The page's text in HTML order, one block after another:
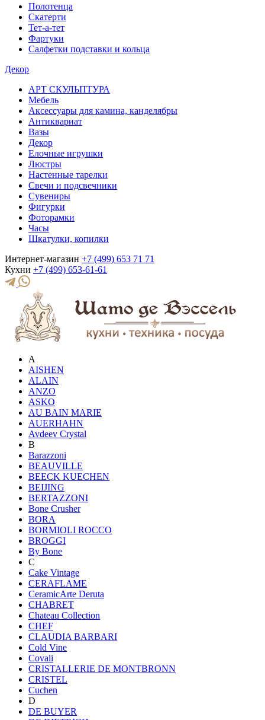
Полотенца
Скатерти
Тет-а-тет
Фартуки
Салфетки подставки и кольца
Декор
АРТ СКУЛЬПТУРА
Мебель
Аксессуары для камина, канделябры
Антиквариат
Вазы
Декор
Елочные игрушки
Люстры
Настенные тарелки
Свечи и подсвечники
Сувениры
Фигурки
Фоторамки
Часы
Шкатулки, копилки
Интернет-магазин +7 (499) 653 71 71
Кухни +7 (499) 653-61-61
A
AISHEN
ALAIN
ANZO
ASKO
AU BAIN MARIE
AUERHAHN
Avdeev Crystal
B
Barazzoni
BEAUVILLE
BEECK KUECHEN
BEIJING
BERTAZZONI
Bone Crusher
BORA
BORMIOLI ROCCO
BROGGI
By Bone
C
Cake Vintage
CERAFLAME
CeramicArte Deruta
CHABRET
Chateau Collection
CHEF
CLAUDIA BARBARI
Cold Vine
Covali
CRISTALLERIE DE MONTBRONN
CRISTEL
Cuchen
D
DE BUYER